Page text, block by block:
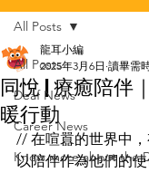
All Posts
Deaf News
Career News
Know more about the
All Posts
同悅 | 療癒陪伴
暖行動
龍耳小編
2025年3月6日 讀畢需
// 在喧囂的世界中
以陪伴作為他們的